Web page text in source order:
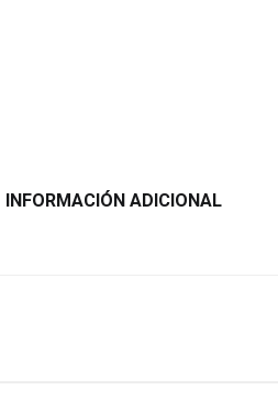
INFORMACIÓN ADICIONAL